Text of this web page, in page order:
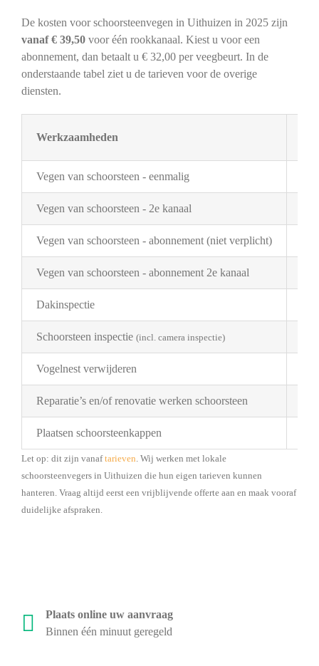
De kosten voor schoorsteenvegen in Uithuizen in 2025 zijn
vanaf € 39,50voor één rookkanaal. Kiest u voor een
abonnement, dan betaalt u € 32,00 per veegbeurt. In de
onderstaande tabel ziet u de tarieven voor de overige
diensten.
Werkzaamheden
Vegen van schoorsteen - eenmalig
Vegen van schoorsteen - 2e kanaal
Vegen van schoorsteen - abonnement (niet verplicht)
Vegen van schoorsteen - abonnement 2e kanaal
Dakinspectie
Schoorsteen inspectie (incl. camera inspectie)
Vogelnest verwijderen
Reparatie’s en/of renovatie werken schoorsteen
Plaatsen schoorsteenkappen
Let op: dit zijn vanaftarieven . Wij werken met lokale
schoorsteenvegers in Uithuizen die hun eigen tarieven kunnen
hanteren. Vraag altijd eerst een vrijblijvende offerte aan en maak vooraf
duidelijke afspraken.
Plaats online uw aanvraag
Binnen één minuut geregeld